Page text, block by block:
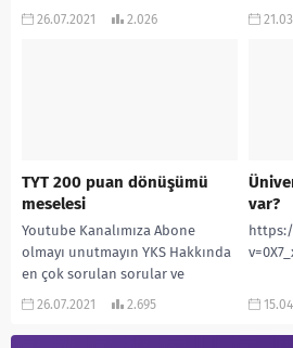
cevapları ! ”
26.07.2021 2.026
TYT 200 puan dönüşümü
meselesi
Youtube Kanalımıza Abone
olmayı unutmayın YKS Hakkında
en çok sorulan sorular ve
cevapları ! ”
adresinden daha çok...
26.07.2021 2.695
var?